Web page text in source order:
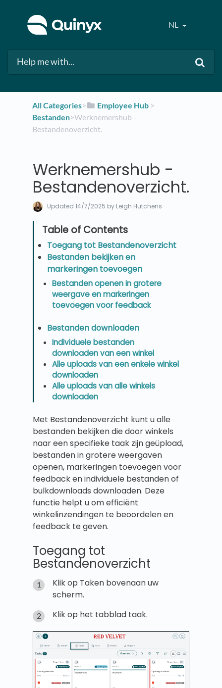
NL
All Categories​>​ ​Employee Hub ​ > ​
Bestanden​>​ Werknemershub -
Bestandenoverzicht.
Werknemershub -
Bestandenoverzicht.
Updated14/7/2025 by Leigh Hutchens
Toegang tot Bestandenoverzicht
Bestanden bekijken en
markeringen toevoegen
Bestanden openen in grotere
weergave en markeringen
toevoegen voor feedback
Bestanden downloaden
Individuele bestanden
downloaden van een winkel
Alle uploads van een enkele winkel
downloaden
Alle uploads van alle winkels
downloaden
Met Bestandenoverzicht kunt u alle
bestanden bekijken die door winkels
naar een specifieke taak zijn geüpload,
bestanden in grotere weergaven
openen, markeringen toevoegen voor
feedback en individuele bestanden of
bulkdownloads downloaden. Deze
functie helpt u om efficiënt
winkelinzendingen te beoordelen en
feedback te geven.
Toegang tot
Bestandenoverzicht
Klik op Taken bovenaan uw
scherm.
Klik op het tabblad taak.